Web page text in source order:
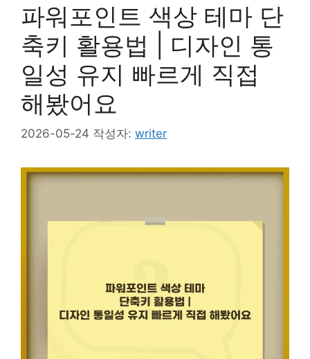
파워포인트 색상 테마 단
축키 활용법 | 디자인 통
일성 유지 빠르게 직접
해봤어요
2026-05-24 작성자: writer